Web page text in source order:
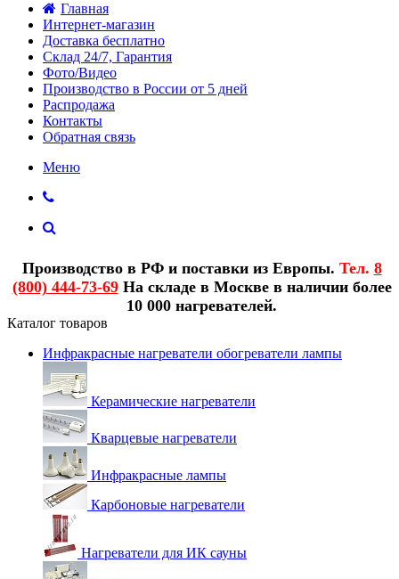
Главная
Интернет-магазин
Доставка бесплатно
Склад 24/7, Гарантия
Фото/Видео
Производство в России от 5 дней
Распродажа
Контакты
Обратная связь
Меню
Производство в РФ и поставки из Европы. Тел. 8
(800) 444-73-69На складе в Москве в наличии более
10 000 нагревателей.
Каталог товаров
Инфракрасные нагреватели обогреватели лампы
Керамические нагреватели
Кварцевые нагреватели
Инфракрасные лампы
Карбоновые нагреватели
Нагреватели для ИК сауны